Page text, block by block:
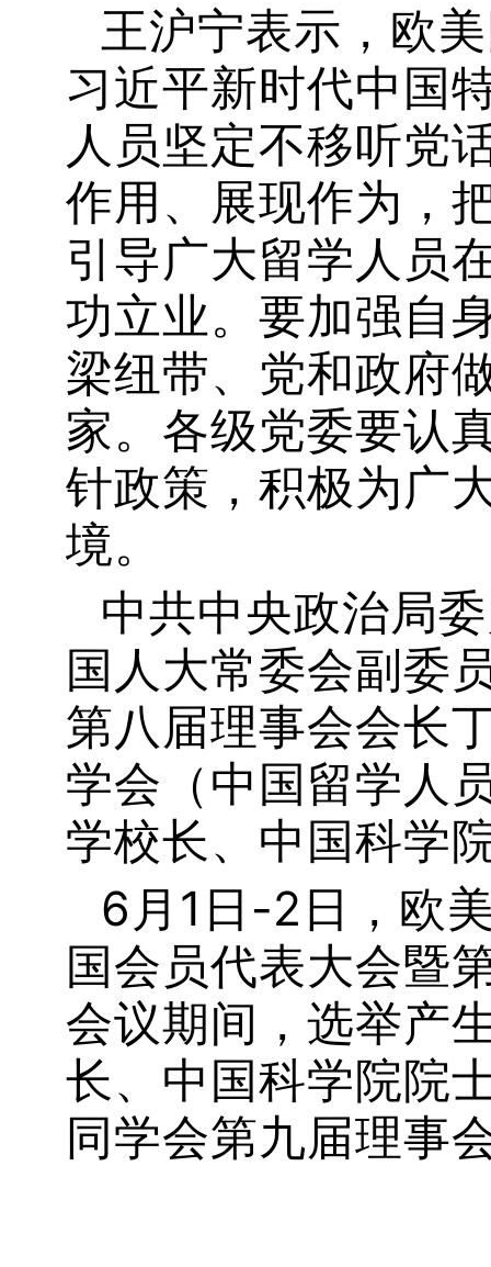
王沪宁表示，欧
习近平新时代中国
人员坚定不移听党
作用、展现作为，
引导广大留学人员
功立业。要加强自
梁纽带、党和政府
家。各级党委要认
针政策，积极为广
境。
中共中央政治局
国人大常委会副委
第八届理事会会长
学会（中国留学人
学校长、中国科学
6月1日-2日，欧
国会员代表大会暨
会议期间，选举产
长、中国科学院院
同学会第九届理事